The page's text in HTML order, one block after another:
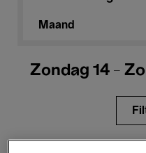
Maand
Zondag 14 -